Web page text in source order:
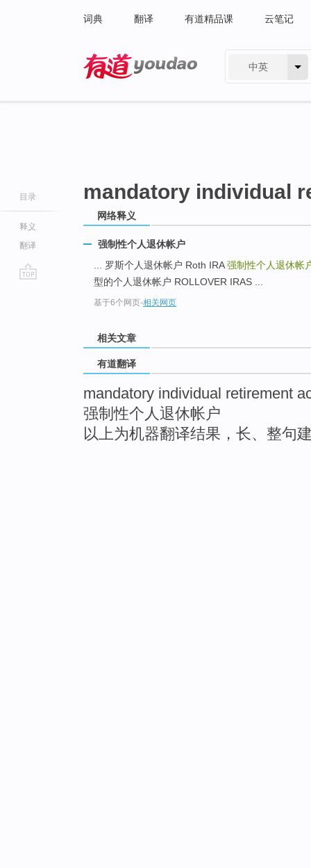
词典 翻译 有道精品课 云笔记
中英
目录
释义
翻译
mandatory individual
网络释义
强制性个人退休帐户
... 罗斯个人退休帐户 Roth IRA强制性个人退休帐
型的个人退休帐户 ROLLOVER IRAS ...
基于6个网页-相关网页
相关文章
有道翻译
mandatory individual retirement
强制性个人退休帐户
以上为机器翻译结果，长、整句